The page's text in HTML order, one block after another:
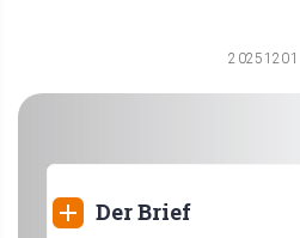
20251201
Der Brief